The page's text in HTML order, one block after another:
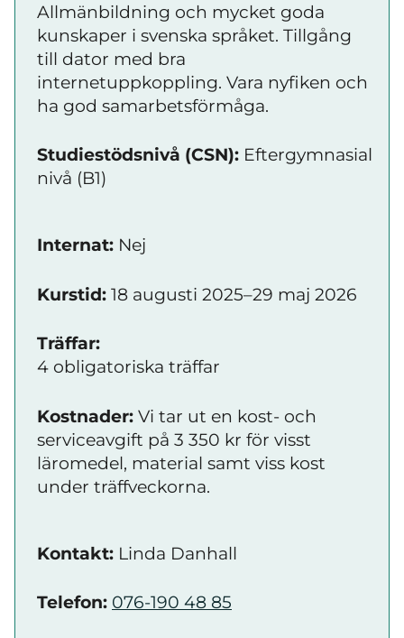
Allmänbildning och mycket goda
kunskaper i svenska språket. Tillgång
till dator med bra
internetuppkoppling. Vara nyfiken och
ha god samarbetsförmåga.
Studiestödsnivå (CSN): Eftergymnasial
nivå (B1)
Internat: Nej
Kurstid: 18 augusti 2025–29 maj 2026
Träffar:
4 obligatoriska träffar
Kostnader: Vi tar ut en kost- och
serviceavgift på 3 350 kr för visst
läromedel, material samt viss kost
under träffveckorna.
Kontakt: Linda Danhall
Telefon: 076-190 48 85